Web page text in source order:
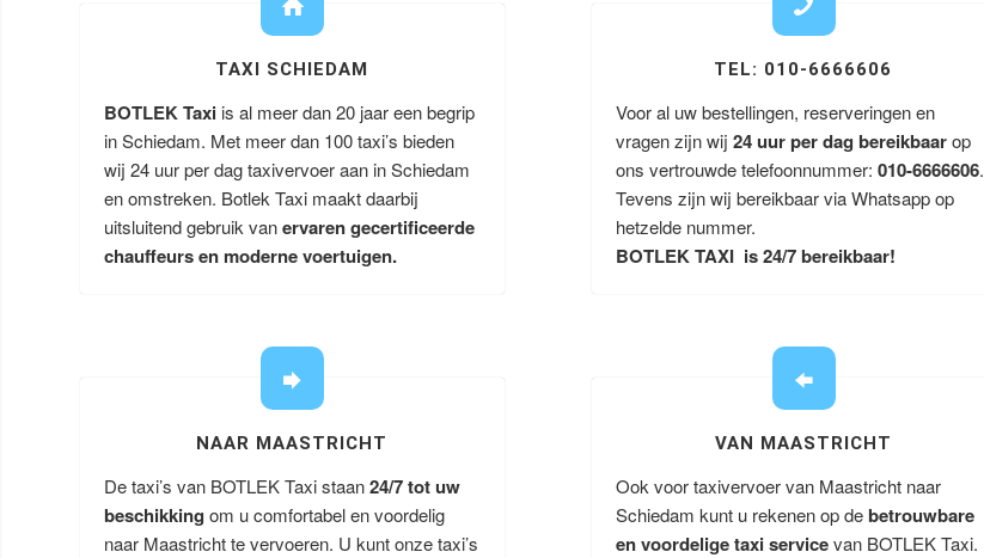
TAXI SCHIEDAM
BOTLEK Taxi is al meer dan 20 jaar een begrip
in Schiedam. Met meer dan 100 taxi’s bieden
wij 24 uur per dag taxivervoer aan in Schiedam
en omstreken. Botlek Taxi maakt daarbij
uitsluitend gebruik vanervaren gecertificeerde
chauffeurs en moderne voertuigen.
TEL: 010-6666606
Voor al uw bestellingen, reserveringen en
vragen zijn wij 24 uur per dag bereikbaarop
ons vertrouwde telefoonnummer: 010-6666606.
Tevens zijn wij bereikbaar via Whatsapp op
hetzelde nummer.
BOTLEK TAXI is 24/7 bereikbaar!
NAAR MAASTRICHT
De taxi’s van BOTLEK Taxi staan24/7 tot uw
beschikking om u comfortabel en voordelig
naar Maastricht te vervoeren. U kunt onze taxi’s
VAN MAASTRICHT
Ook voor taxivervoer van Maastricht naar
Schiedam kunt u rekenen op debetrouwbare
en voordelige taxi servicevan BOTLEK Taxi.